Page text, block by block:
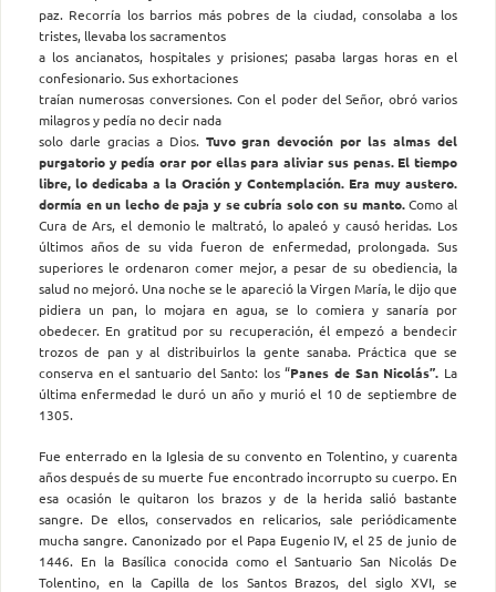
paz. Recorría los barrios más pobres de la ciudad, consolaba a los
tristes, llevaba los sacramentos
a los ancianatos, hospitales y prisiones; pasaba largas horas en el
confesionario. Sus exhortaciones
traían numerosas conversiones. Con el poder del Señor, obró varios
milagros y pedía no decir nada
solo darle gracias a Dios. Tuvo gran devoción por las almas del
purgatorio y pedía orar por ellas para aliviar sus penas. El tiempo
libre, lo dedicaba a la Oración y Contemplación. Era muy austero.
dormía en un lecho de paja y se cubría solo con su manto.Como al
Cura de Ars, el demonio le maltrató, lo apaleó y causó heridas. Los
últimos años de su vida fueron de enfermedad, prolongada. Sus
superiores le ordenaron comer mejor, a pesar de su obediencia, la
salud no mejoró. Una noche se le apareció la Virgen María, le dijo que
pidiera un pan, lo mojara en agua, se lo comiera y sanaría por
obedecer. En gratitud por su recuperación, él empezó a bendecir
trozos de pan y al distribuirlos la gente sanaba. Práctica que se
conserva en el santuario del Santo: los “Panes de San Nicolás”. La
última enfermedad le duró un año y murió el 10 de septiembre de
1305.
Fue enterrado en la Iglesia de su convento en Tolentino, y cuarenta
años después de su muerte fue encontrado incorrupto su cuerpo. En
esa ocasión le quitaron los brazos y de la herida salió bastante
sangre. De ellos, conservados en relicarios, sale periódicamente
mucha sangre. Canonizado por el Papa Eugenio IV, el 25 de junio de
1446. En la Basílica conocida como el Santuario San Nicolás De
Tolentino, en la Capilla de los Santos Brazos, del siglo XVI, se